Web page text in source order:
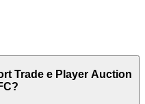
Trade e Player Auction